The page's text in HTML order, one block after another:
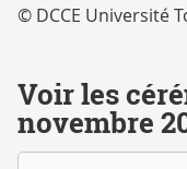
© DCCE Université
Voir les
novembre